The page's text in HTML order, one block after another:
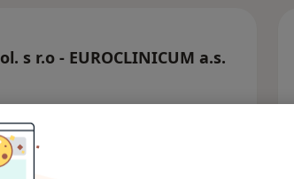
s r.o - EUROCLINICUM a.s.